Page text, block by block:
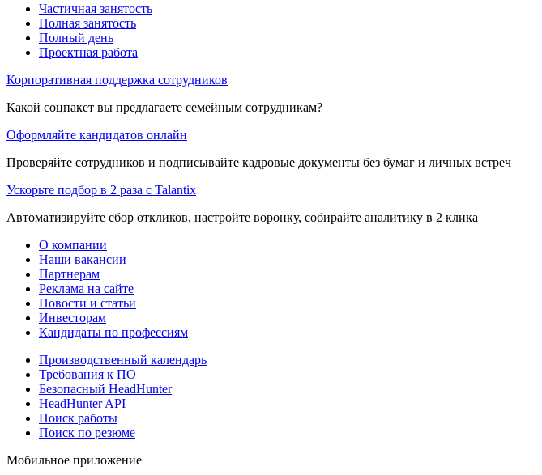
Частичная занятость
Полная занятость
Полный день
Проектная работа
Корпоративная поддержка сотрудников
Какой соцпакет вы предлагаете семейным сотрудникам?
Оформляйте кандидатов онлайн
Проверяйте сотрудников и подписывайте кадровые документы без бумаг и личных встреч
Ускорьте подбор в 2 раза с Talantix
Автоматизируйте сбор откликов, настройте воронку, собирайте аналитику в 2 клика
О компании
Наши вакансии
Партнерам
Реклама на сайте
Новости и статьи
Инвесторам
Кандидаты по профессиям
Производственный календарь
Требования к ПО
Безопасный HeadHunter
HeadHunter API
Поиск работы
Поиск по резюме
Мобильное приложение